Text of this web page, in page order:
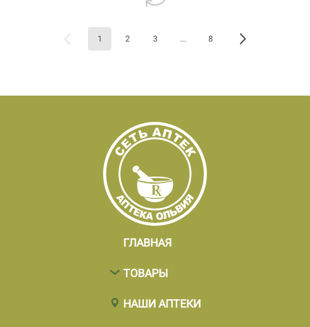
1 2 3 ... 8
ГЛАВНАЯ
ТОВАРЫ
НАШИ АПТЕКИ